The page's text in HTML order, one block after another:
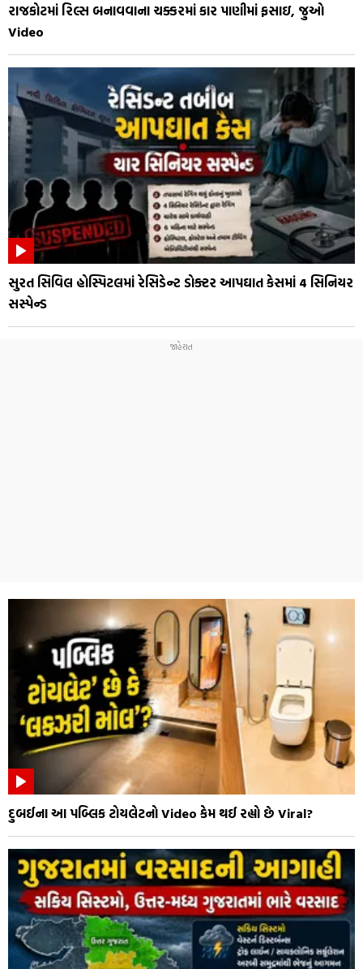
રાજકોટમાં રિલ્સ બનાવવાના ચક્કરમાં કાર પાણીમાં ફસાઇ, જુઓ
Video
સુરત સિવિલ હોસ્પિટલમાં રેસિડેન્ટ ડોક્ટર આપઘાત કેસમાં 4 સિનિયર
સસ્પેન્ડ
દુબઈના આ પબ્લિક ટોયલેટનો Video કેમ થઈ રહ્યો છે Viral?